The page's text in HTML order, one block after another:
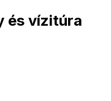
és vízitúra